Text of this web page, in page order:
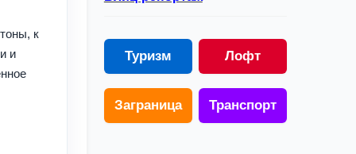
к
и
Туризм Лофт
Заграница Транспорт